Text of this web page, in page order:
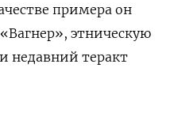
примера он
этническую
недавний теракт